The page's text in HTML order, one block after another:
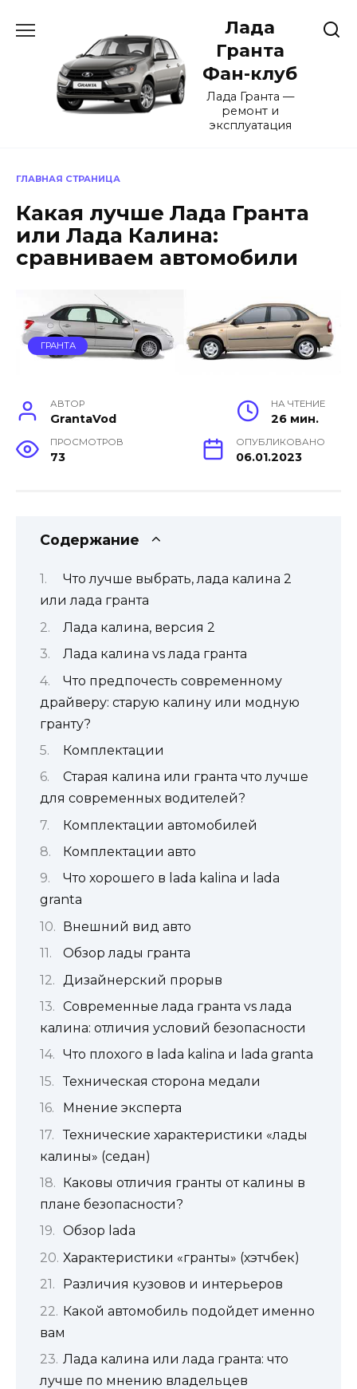
содержанию
Лада
Гранта
Фан-клуб
Лада Гранта —
ремонт и
эксплуатация
ГЛАВНАЯ СТРАНИЦА
Какая лучше Лада Гранта
или Лада Калина:
сравниваем автомобили
ГРАНТА
АВТОР
GrantaVod
НА ЧТЕНИЕ
26 мин.
ПРОСМОТРОВ
73
ОПУБЛИКОВАНО
06.01.2023
Содержание
Что лучше выбрать, лада калина 2
или лада гранта
Лада калина, версия 2
Лада калина vs лада гранта
Что предпочесть современному
драйверу: старую калину или модную
гранту?
Комплектации
Старая калина или гранта что лучше
для современных водителей?
Комплектации автомобилей
Комплектации авто
Что хорошего в lada kalina и lada
granta
Внешний вид авто
Обзор лады гранта
Дизайнерский прорыв
Современные лада гранта vs лада
калина: отличия условий безопасности
Что плохого в lada kalina и lada granta
Техническая сторона медали
Мнение эксперта
Технические характеристики «лады
калины» (седан)
Каковы отличия гранты от калины в
плане безопасности?
Обзор lada
Характеристики «гранты» (хэтчбек)
Различия кузовов и интерьеров
Какой автомобиль подойдет именно
вам
Лада калина или лада гранта: что
лучше по мнению владельцев